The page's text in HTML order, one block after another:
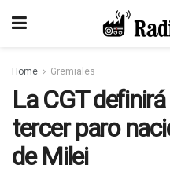
Home Gremiales
La CGT
tercer paro
de Milei